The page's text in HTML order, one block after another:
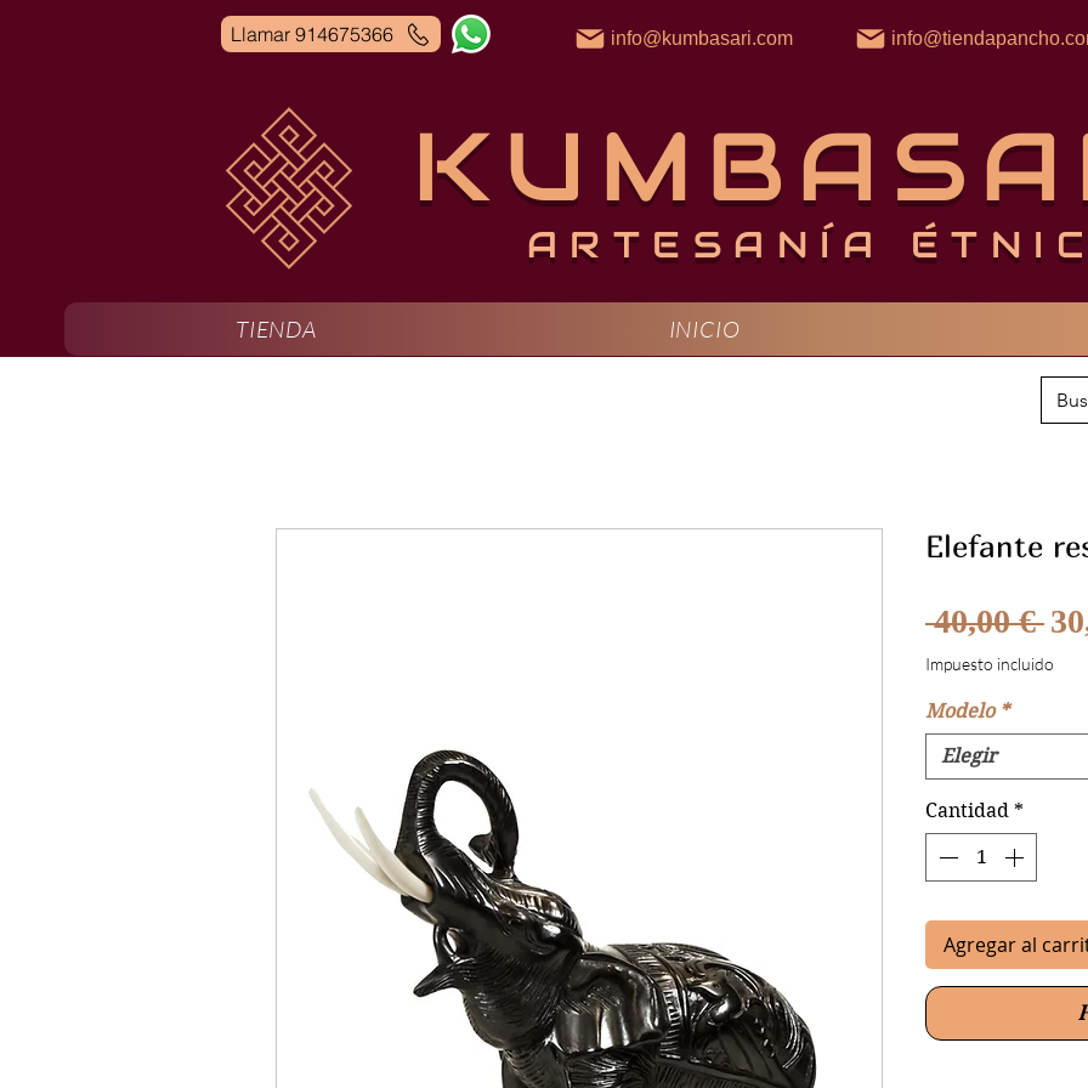
Llamar 914675366 info@kumbasari.com
TIENDA INICIO
ARTESANÍA
Elefante
40,00 €
Impuesto incluido
Modelo *
Elegir
Cantidad *
Agregar al